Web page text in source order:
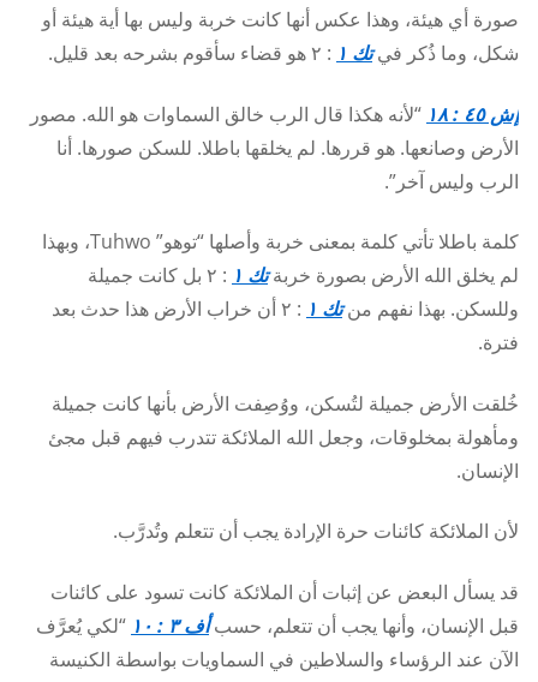
صورة أي هيئة، وهذا عكس أنها كانت خربة وليس بها أية هيئة أو
شكل، وما ذُكر فيتك ١ : ٢ هو قضاء سأقوم بشرحه بعد قليل.
إش ٤٥ : ١٨
“لأنه هكذا قال الرب خالق السماوات هو الله. مصور
الأرض وصانعها. هو قررها. لم يخلقها باطلا. للسكن صورها. أنا
الرب وليس آخر”.
كلمة باطلا تأتي كلمة بمعنى خربة وأصلها “توهو” Tuhwo، وبهذا
لم يخلق الله الأرض بصورة خربةتك ١
: ٢ بل كانت جميلة
وللسكن. بهذا نفهم منتك ١
: ٢ أن خراب الأرض هذا حدث بعد
فترة.
خُلقت الأرض جميلة لتُسكن، ووُصِفت الأرض بأنها كانت جميلة
ومأهولة بمخلوقات، وجعل الله الملائكة تتدرب فيهم قبل مجئ
الإنسان.
لأن الملائكة كائنات حرة الإرادة يجب أن تتعلم وتُدرَّب.
قد يسأل البعض عن إثبات أن الملائكة كانت تسود على كائنات
قبل الإنسان، وأنها يجب أن تتعلم، حسبأف ٣ : ١٠
“لكي يُعرَّف
الآن عند الرؤساء والسلاطين في السماويات بواسطة الكنيسة